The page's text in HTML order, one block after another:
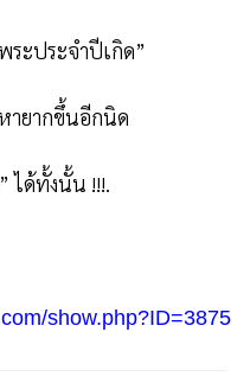
ะประจำปีเกิด”
ายากขึ้นอีกนิด
ได้ทั้งนั้น !!!.
show.php?ID=3875